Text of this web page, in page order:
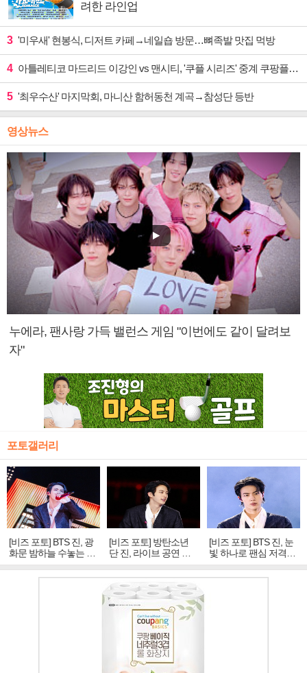
려한 라인업
3 '미우새' 현봉식, 디저트 카페→네일숍 방문…뼈족발 맛집 먹방
4 아틀레티코 마드리드 이강인 vs 맨시티, '쿠플 시리즈' 중계 쿠팡플레이
5 '최우수산' 마지막회, 마니산 함허동천 계곡→참성단 등반
영상뉴스
누에라, 팬사랑 가득 밸런스 게임 "이번에도 같이 달려보
자"
포토갤러리
[비즈 포토] BTS 진, 광
화문 밤하늘 수놓는 '비
주얼 킹'의 열창
[비즈 포토] 방탄소년
단 진, 라이브 공연 중
빛나는 독보적 아우라
[비즈 포토] BTS 진, 눈
빛 하나로 팬심 저격…
독보적 카리스마